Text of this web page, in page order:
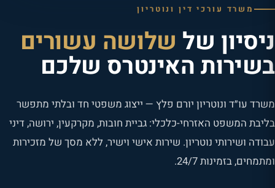
משרד עורכי דין ונוטריון
ניסיון של שלושה עשורים
בשירות האינטרס שלכם
משרד עו״ד ונוטריון יורם פלץ — ייצוג משפטי חד ובלתי מתפשר
בליבת המשפט האזרחי-כלכלי: גביית חובות, מקרקעין, ירושה, דיני
עבודה ושירותי נוטריון. שירות אישי וישיר, ללא מסך של מזכירות
ומתמחים, בזמינות 24/7.